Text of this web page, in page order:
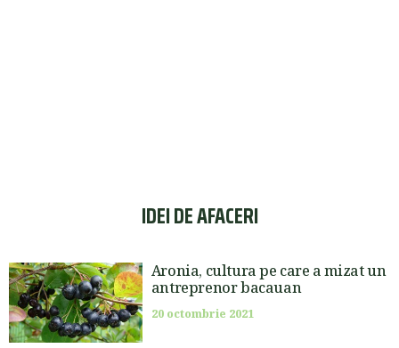
IDEI DE AFACERI
Aronia, cultura pe care a mizat un
antreprenor bacauan
20 octombrie 2021